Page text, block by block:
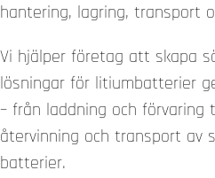
hantering, lagring, transport
Vi hjälper företag att skapa
lösningar för litiumbatterier
– från laddning och förvaring
återvinning och transport av
batterier.